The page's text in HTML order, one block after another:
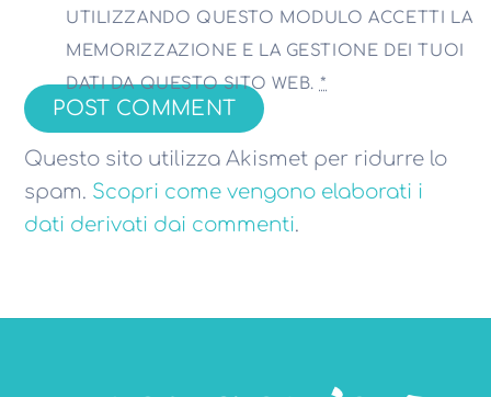
UTILIZZANDO QUESTO MODULO ACCETTI LA
MEMORIZZAZIONE E LA GESTIONE DEI TUOI
DATI DA QUESTO SITO WEB. *
Questo sito utilizza Akismet per ridurre lo
spam. Scopri come vengono elaborati i
dati derivati dai commenti.